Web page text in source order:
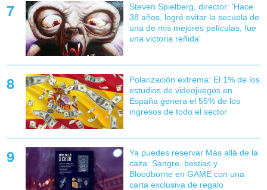
Steven Spielberg, director: 'Hace
38 años, logré evitar la secuela de
una de mis mejores películas, fue
una victoria reñida'
Polarización extrema: El 1% de los
estudios de videojuegos en
España genera el 55% de los
ingresos de todo el sector
Ya puedes reservar Más allá de la
caza: Sangre, bestias y
Bloodborne en GAME con una
carta exclusiva de regalo